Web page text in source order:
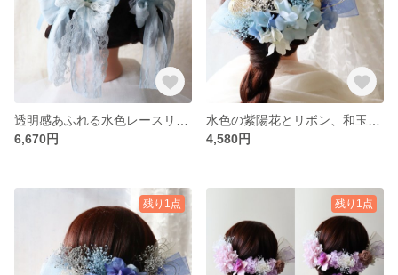
6,670円
4,580円
残り1点 残り1点